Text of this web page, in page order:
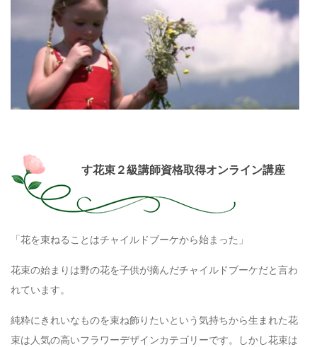
す花束２級講師資格取得オンライン講座
「花を束ねることはチャイルドブーケから始まった」
花束の始まりは野の花を子供が摘んだチャイルドブーケだと言わ
れています。
純粋にきれいなものを束ね飾りたいという気持ちから生まれた花
束は人気の高いフラワーデザインカテゴリーです。しかし花束は